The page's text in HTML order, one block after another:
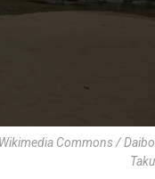
Commons / Daibo
Taku